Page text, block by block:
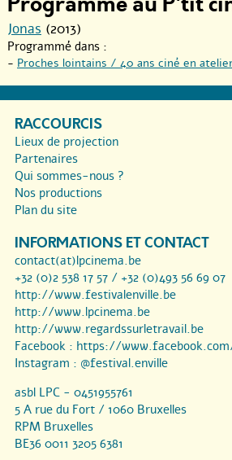
Jonas (2013)
Programmé dans :
- Proches lointains / 40 ans ciné en
RACCOURCIS
Lieux de projection
Partenaires
Qui sommes-nous ?
Nos productions
Plan du site
INFORMATIONS ET CONTACT
contact(at)lpcinema.be
+32 (0)2 538 17 57 / +32 (0)493 56 69 07
http://www.festivalenville.be
http://www.lpcinema.be
http://www.regardssurletravail.be
Facebook : https://
Instagram : @festival.enville
asbl LPC - 0451955761
5 A rue du Fort / 1060 Bruxelles
RPM Bruxelles
BE36 0011 3205 6381